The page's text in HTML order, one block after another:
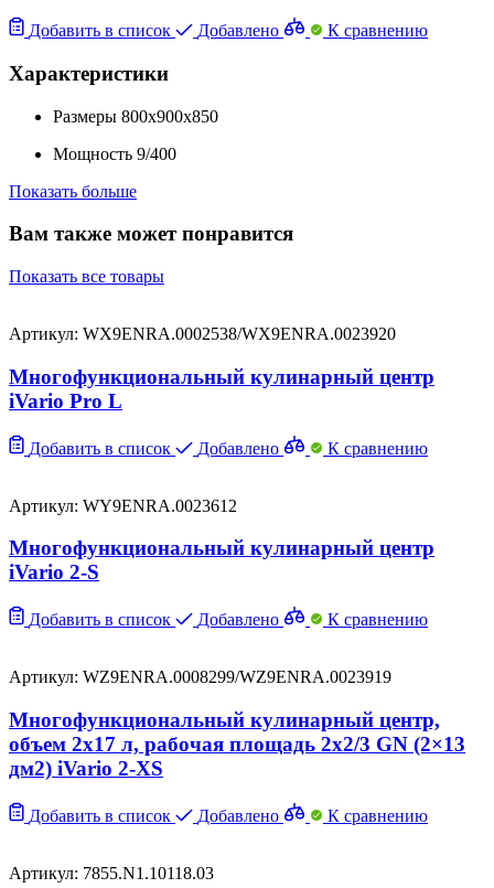
Добавить в список Добавлено К сравнению
Характеристики
Размеры 800x900x850
Мощность 9/400
Показать больше
Вам также может понравится
Показать все товары
Артикул: WX9ENRA.0002538/WX9ENRA.0023920
Многофункциональный кулинарный центр
iVario Pro L
Добавить в список Добавлено К сравнению
Артикул: WY9ENRA.0023612
Многофункциональный кулинарный центр
iVario 2-S
Добавить в список Добавлено К сравнению
Артикул: WZ9ENRA.0008299/WZ9ENRA.0023919
Многофункциональный кулинарный центр,
объем 2х17 л, рабочая площадь 2х2/3 GN (2×13
дм2) iVario 2-XS
Добавить в список Добавлено К сравнению
Артикул: 7855.N1.10118.03